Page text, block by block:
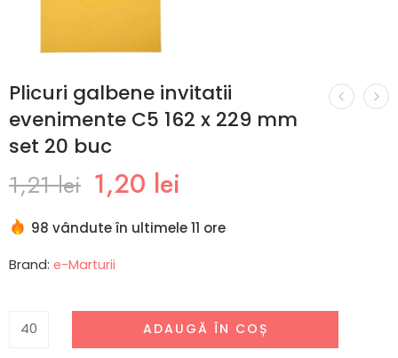
Plicuri galbene invitatii
evenimente C5 162 x 229 mm
set 20 buc
1,21lei 1,20 lei
98 vândute în ultimele 11 ore
Brand: e-Marturii
ADAUGĂ ÎN COȘ